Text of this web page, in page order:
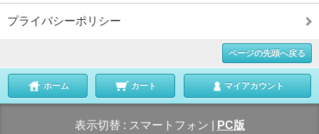
プライバシーポリシー
ページの先頭へ戻る
ホーム カート マイアカウント
表示切替 : スマートフォン PC版